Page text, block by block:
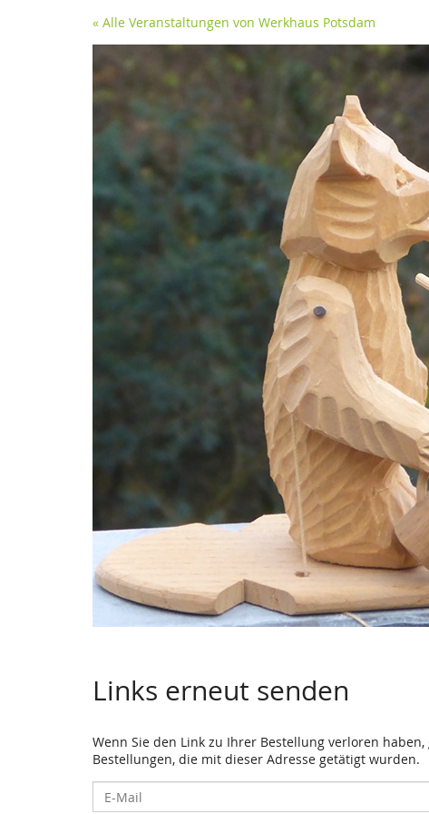
« Alle Veranstaltungen von Werkhaus Potsdam
Links erneut senden
Wenn Sie den Link zu Ihrer Bestellung verloren
Bestellungen, die mit dieser Adresse getätigt wurden.
Mail